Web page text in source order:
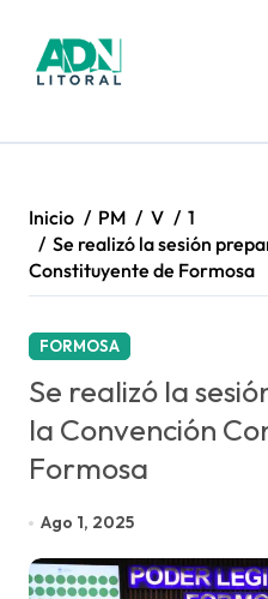
contenido
Inicio PM V
1
Se realizó la sesión
Constituyente de Formosa
FORMOSA
Se realizó la
la Convención
Formosa
Ago 1, 2025